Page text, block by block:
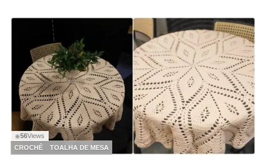
◉56Views
CROCHÊ
TOALHA DE MESA